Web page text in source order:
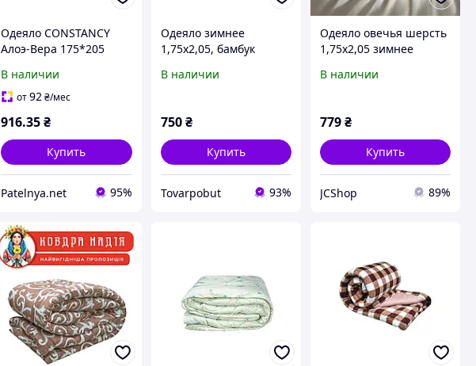
Одеяло CONSTANCY
Алоэ-Вера 175*205
В наличии
от92 ₴/мес
916.35₴
Купить
Patelnya.net 95%
Одеяло зимнее
1,75x2,05, бамбук
В наличии
750 ₴
Купить
Tovarpobut 93%
Одеяло овечья шерсть
1,75x2,05 зимнее
В наличии
779₴
Купить
JCShop 89%